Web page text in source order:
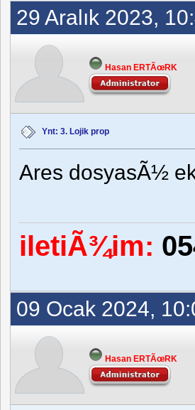
29 Aralık 2023,
Hasan ERTÃœRK
Ynt: 3. Lojik prop
Ares dosyasÃ½
iletiÃ¾im:
09 Ocak 2024,
Hasan ERTÃœRK